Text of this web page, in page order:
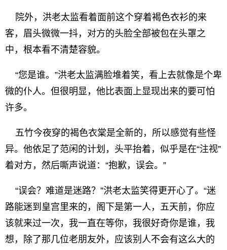
院外，洪老太监看着面前这个穿着褐色衣衫的来
客，眉头微微一抖，对方的头脸全部被包在头罩之
中，根本看不清楚容貌。
“您是谁。”洪老太监满脸堆着笑，看上去就像是个卑
微的仆人。但很明显，他比表面上显现出来的要可怕
许多。
五竹今夜穿的褐色衣棠是全新的，所以感觉有些怪
异。他依足了范闲的计划，头平抬着，似乎是在“注视”
着对方，然后嘶声说道：“抱歉，误会。”
“误会？难道是迷路？”洪老太监笑得更开心了。“迷
路能迷到皇宫里来的，阁下是第一人，五天前，你应
该就来过一次，我一直在等你，我很好奇你是谁，我
想，除了那几位老朋友外，应该别人不会有这么大的